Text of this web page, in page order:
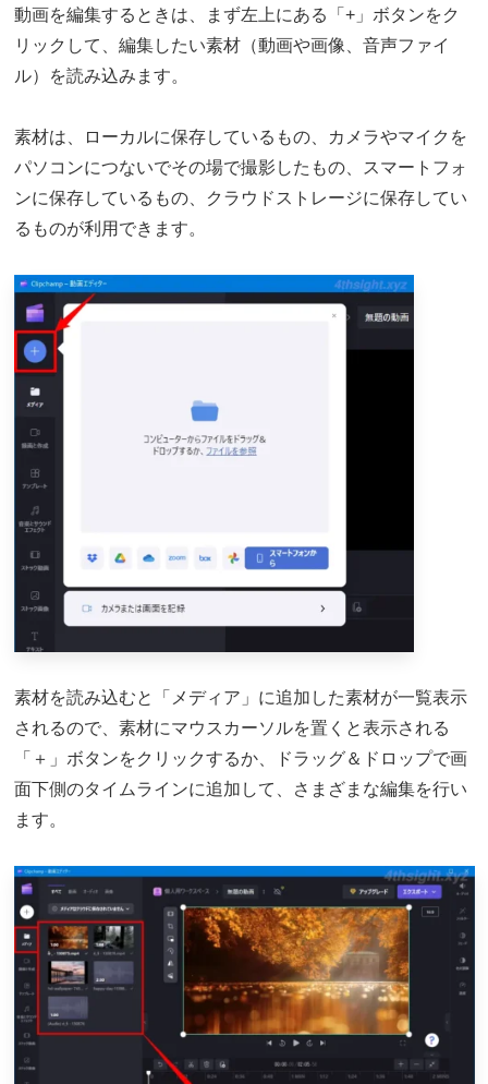
動画を編集するときは、まず左上にある「+」ボタンをク
リックして、編集したい素材（動画や画像、音声ファイ
ル）を読み込みます。
素材は、ローカルに保存しているもの、カメラやマイクを
パソコンにつないでその場で撮影したもの、スマートフォ
ンに保存しているもの、クラウドストレージに保存してい
るものが利用できます。
素材を読み込むと「メディア」に追加した素材が一覧表示
されるので、素材にマウスカーソルを置くと表示される
「＋」ボタンをクリックするか、ドラッグ＆ドロップで画
面下側のタイムラインに追加して、さまざまな編集を行い
ます。